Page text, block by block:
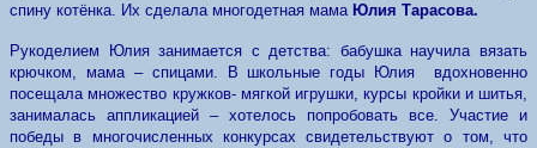
спину котёнка. Их сделала многодетная мама Юлия Тарасова.
Рукоделием Юлия занимается с детства: бабушка научила вязать
крючком, мама – спицами. В школьные годы Юлия вдохновенно
посещала множество кружков- мягкой игрушки, курсы кройки и шитья,
занималась аппликацией – хотелось попробовать все. Участие и
победы в многочисленных конкурсах свидетельствуют о том, что